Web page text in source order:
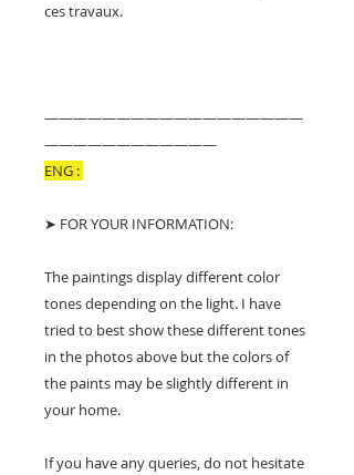
ces travaux.
——————————————————
————————————
ENG :
➤ FOR YOUR INFORMATION:
The paintings display different color
tones depending on the light. I have
tried to best show these different tones
in the photos above but the colors of
the paints may be slightly different in
your home.
If you have any queries, do not hesitate